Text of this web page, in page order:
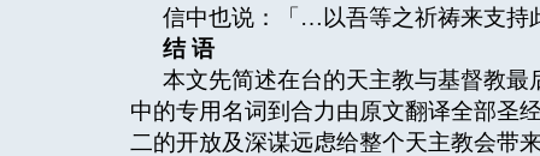
信中也说：「…以吾等之祈祷来支持
结语
本文先简述在台的天主教与基督教
中的专用名词到合力由原文翻译全部圣
二的开放及深谋远虑给整个天主教会带